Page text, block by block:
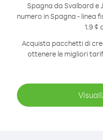
Spagna da Svalbard e
numero in Spagna - linea
1.9 ¢
Acquista pacchetti di
ottenere le migliori